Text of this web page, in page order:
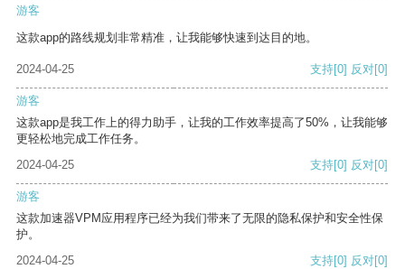
游客
这款app的路线规划非常精准，让我能够快速到达目的地。
2024-04-25 支持[0] 反对[0]
游客
这款app是我工作上的得力助手，让我的工作效率提高了50%，让我能够
更轻松地完成工作任务。
2024-04-25
支持[0] 反对[0]
游客
这款加速器VPM应用程序已经为我们带来了无限的隐私保护和安全性保
护。
2024-04-25
支持[0] 反对[0]